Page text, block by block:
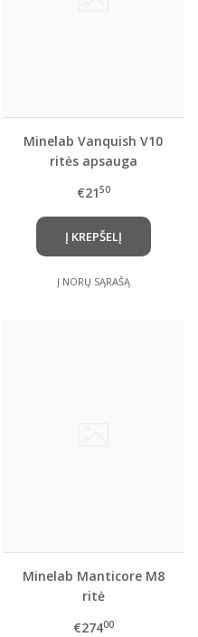
Minelab Vanquish V10
ritės apsauga
€2150
Į KREPŠELĮ
Į NORŲ SĄRAŠĄ
Minelab Manticore M8
ritė
€27400